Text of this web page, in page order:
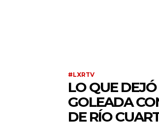
#LXRTV
LO QUE
GOLEADA
DE RÍO